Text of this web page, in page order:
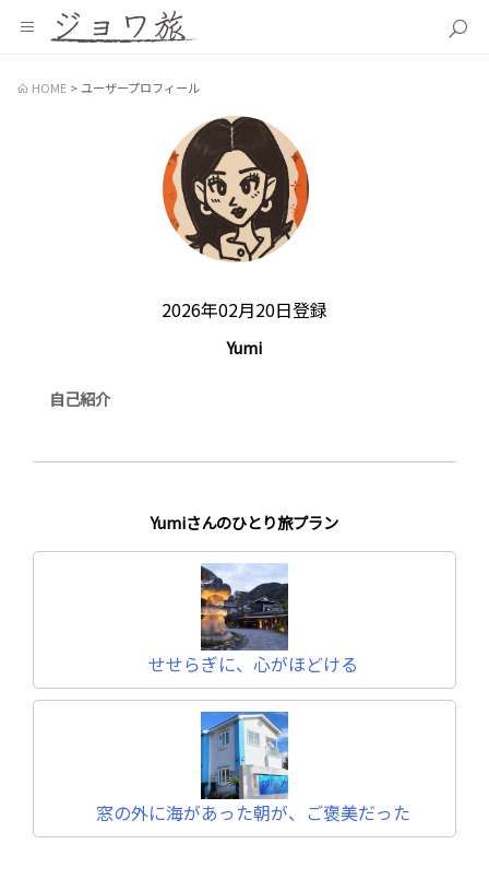
HOME ユーザープロフィール
2026年02月20日登録
Yumi
自己紹介
Yumiさんのひとり旅プラン
せせらぎに、心がほどける
窓の外に海があった朝が、ご褒美だった